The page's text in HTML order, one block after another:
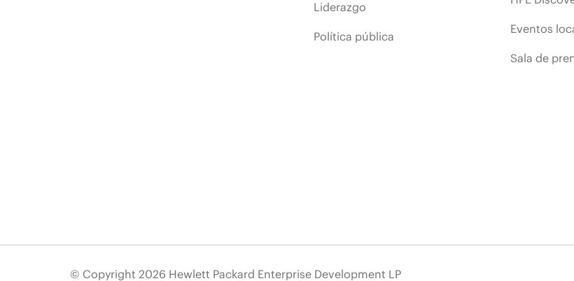
Liderazgo
Política pública
Eventos
Sala de
© Copyright 2026 Hewlett Packard Enterprise Development LP